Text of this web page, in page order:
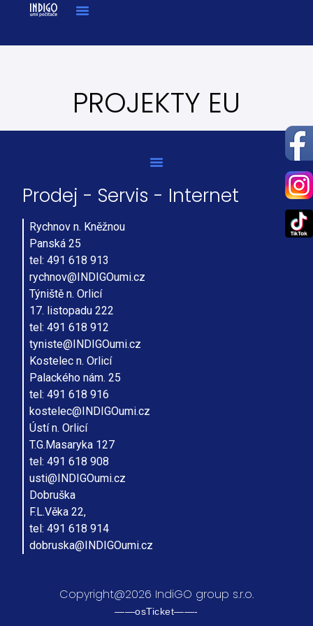
PROJEKTY EU
Prodej - Servis - Internet
Rychnov n. Kněžnou
Panská 25
tel: 491 618 913
rychnov@INDIGOumi.cz
Týniště n. Orlicí
17. listopadu 222
tel: 491 618 912
tyniste@INDIGOumi.cz
Kostelec n. Orlicí
Palackého nám. 25
tel: 491 618 916
kostelec@INDIGOumi.cz
Ústí n. Orlicí
T.G.Masaryka 127
tel: 491 618 908
usti@INDIGOumi.cz
Dobruška
F.L.Věka 22,
tel: 491 618 914
dobruska@INDIGOumi.cz
Copyright@2026 IndiGO group s.r.o.
——osTicket——-